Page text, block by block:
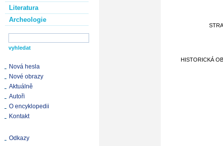
Literatura
Archeologie
Nová hesla
Nové obrazy
Aktuálně
Autoři
O encyklopedii
Kontakt
Odkazy
HISTORICKÁ